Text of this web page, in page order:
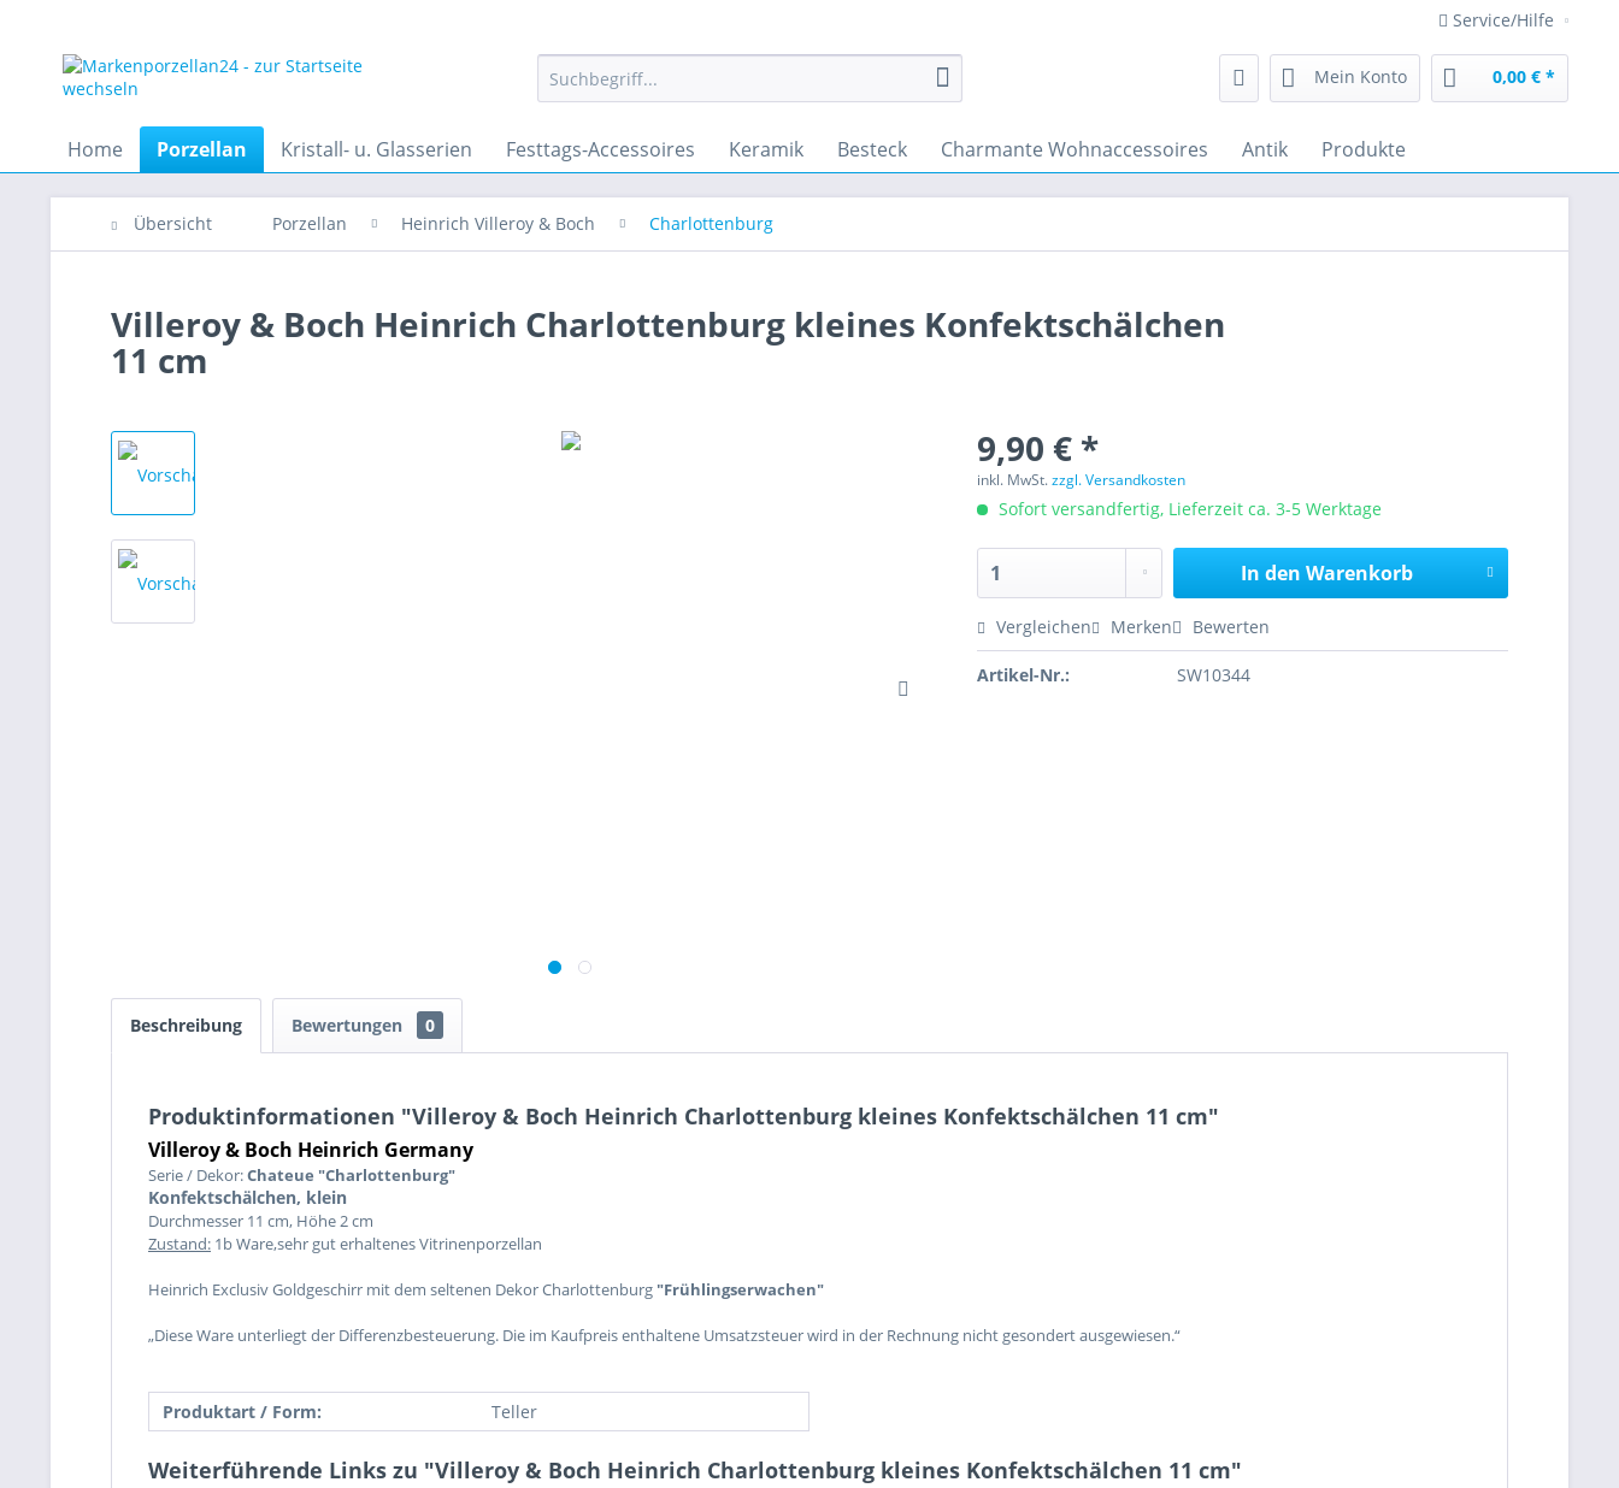
Service/Hilfe
Mein Konto 0,00 € *
Home Porzellan Kristall- u. Glasserien Festtags-Accessoires Keramik Besteck Charmante Wohnaccessoires Antik Produkte
Übersicht Porzellan Heinrich Villeroy & Boch Charlottenburg
Villeroy & Boch Heinrich Charlottenburg kleines Konfektschälchen
11 cm
9,90 € *
inkl. MwSt.zzgl. Versandkosten
Sofort versandfertig, Lieferzeit ca. 3-5 Werktage
In den Warenkorb
Vergleichen Merken Bewerten
Artikel-Nr.: SW10344
Beschreibung Bewertungen 0
Produktinformationen "Villeroy & Boch Heinrich Charlottenburg kleines Konfektschälchen 11 cm"
Villeroy & Boch Heinrich Germany
Serie / Dekor:Chateue "Charlottenburg"
Konfektschälchen, klein
Durchmesser 11 cm, Höhe 2 cm
Zustand: 1b Ware,sehr gut erhaltenes Vitrinenporzellan
Heinrich Exclusiv Goldgeschirr mit dem seltenen Dekor Charlottenburg "Frühlingserwachen"
„Diese Ware unterliegt der Differenzbesteuerung. Die im Kaufpreis enthaltene Umsatzsteuer wird in der Rechnung nicht gesondert ausgewiesen.“
Produktart / Form: Teller
Weiterführende Links zu "Villeroy & Boch Heinrich Charlottenburg kleines Konfektschälchen 11 cm"